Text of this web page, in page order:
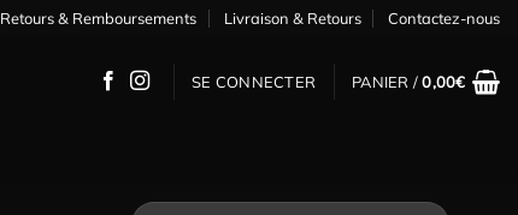
Retours & Remboursements Livraison & Retours Contactez-nous
SE CONNECTER PANIER /0,00€